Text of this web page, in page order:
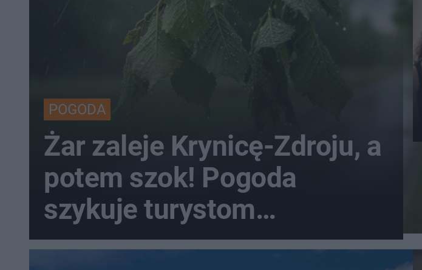
POGODA
Żar zaleje Krynicę-Zdroju, a
potem szok! Pogoda
szykuje turystom
prawdziwy rollercoaster